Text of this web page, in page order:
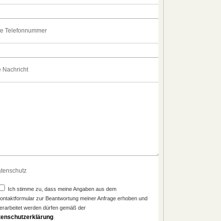
Telefonnummer
Nachricht
Ich stimme zu, dass meine Angaben aus dem
zur Beantwortung meiner Anfrage erhoben und
werden dürfen gemäß der
.